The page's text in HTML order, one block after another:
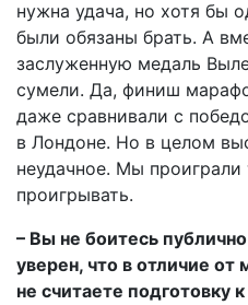
нужна удача, но хотя бы
были обязаны брать. А
заслуженную медаль
сумели. Да, финиш
даже сравнивали с
в Лондоне. Но в целом
неудачное. Мы
проигрывать.
– Вы не боитесь
уверен, что в отличие от
не считаете подготовку